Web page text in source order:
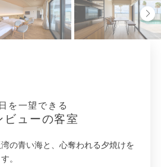
を一望できる
ビューの客室
の青い海と、心奪われる夕焼けを
。